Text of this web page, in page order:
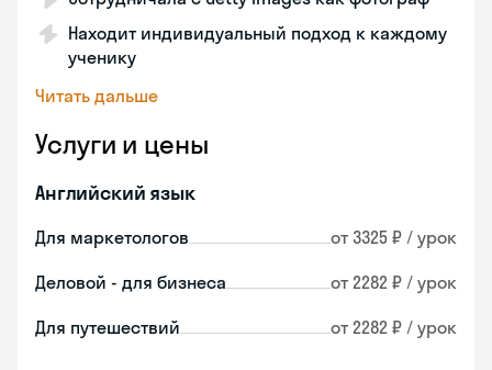
Находит индивидуальный подход к каждому
ученику
Читать дальше
Услуги и цены
Английский язык
Для маркетологов от 3325 ₽ / урок
Деловой - для бизнеса от 2282 ₽ / урок
Для путешествий от 2282 ₽ / урок